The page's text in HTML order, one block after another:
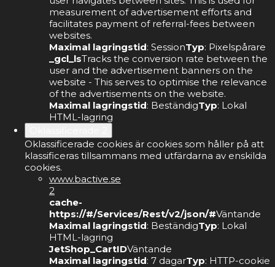
measurement of advertisement efforts and
facilitates payment of referral-fees between
websites.
Maximal lagringstid: SessionTyp: Pixelspårare
_gcl_lsTracks the conversion rate between the
user and the advertisement banners on the
website - This serves to optimise the relevance
of the advertisements on the website.
Maximal lagringstid: BeständigTyp: Lokal
HTML-lagring
Oklassificerade cookies är cookies som håller på att
klassificeras tillsammans med utfärdarna av enskilda
cookies.
www.bactive.se
2
cache-
https://#/Services/Rest/v2/json/#Väntande
Maximal lagringstid: BeständigTyp: Lokal
HTML-lagring
JetShop_CartIDVäntande
Maximal lagringstid: 7 dagarTyp: HTTP-cookie